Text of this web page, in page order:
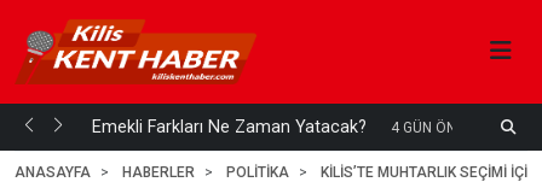
mi... Emekli Farkları Ne Zaman Yatacak? 4 GÜN ÖNCE
ANASAYFA
HABERLER POLİTİKA KILIS’TE MUHTARLIK SEÇIMI